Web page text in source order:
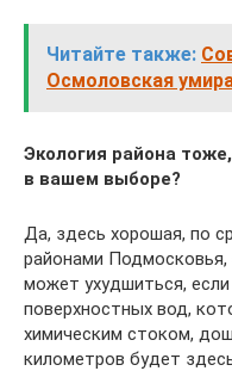
Читайте также:
Осмоловская
Экология района
в вашем выборе?
Да, здесь хорошая, по
районами Подмосковья,
может ухудшиться,
поверхностных вод,
химическим стоком,
километров будет